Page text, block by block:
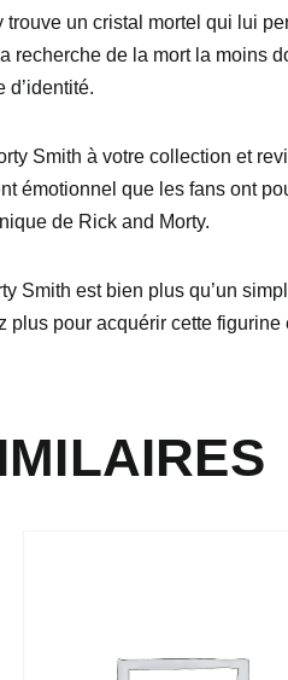
trouve un cristal mortel qui lui
recherche de la mort la moins
d’identité.
Smith à votre collection et
émotionnel que les fans ont
de Rick and Morty.
Smith est bien plus qu’un
plus pour acquérir cette